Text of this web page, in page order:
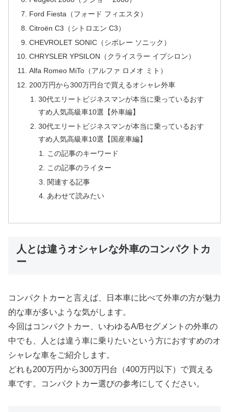
Ford Fiesta（フォード フィエスタ）
Citroën C3（シトロエン C3）
CHEVROLET SONIC（シボレー ソニック）
CHRYSLER YPSILON（クライスラー イプシロン）
Alfa Romeo MiTo（アルファ ロメオ ミト）
200万円から300万円台で買えるオシャレ外車
30代エリートビジネスマンが本当に乗っているおす
すめ人気高級車10選【外車編】
30代エリートビジネスマンが本当に乗っているおす
すめ人気高級車10選【国産車編】
この記事のキーワード
この記事のライター
関連する記事
あわせて読みたい
人とは違うオシャレな外車のコンパクトカ
ー
コンパクトカーと言えば、日本車に比べて外車の方が魅力
的な車が多いような気がします。
今回はコンパクトカー、いわゆるA/Bセグメントの外車の
中でも、人とは違う車に乗りたいという方におすすめのオ
シャレな車をご紹介します。
どれも200万円から300万円台（400万円以下）で買える
車です。コンパクトカー選びの参考にしてください。